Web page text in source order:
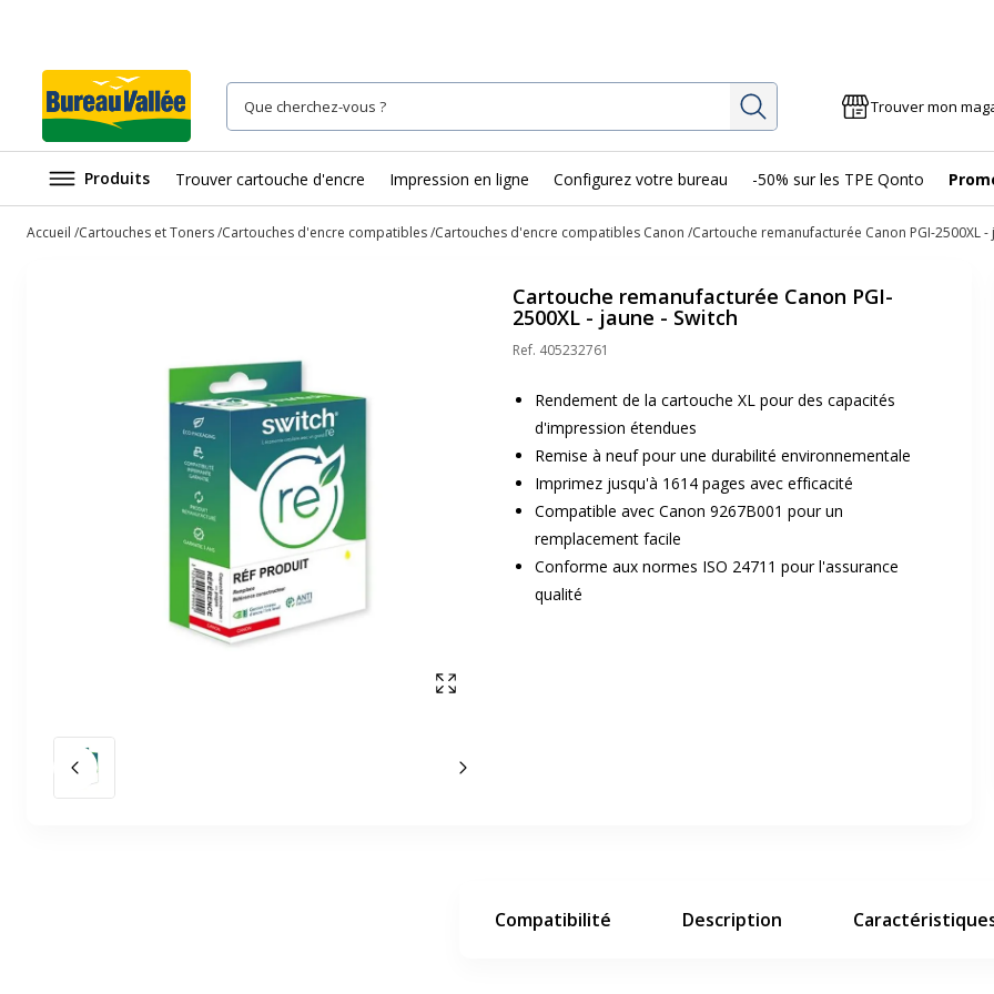
Rechercher Trouver mon
Produits Trouver cartouche d'encre Impression en ligne Configurez votre bureau -50% sur les TPE Qonto
Accueil Cartouches et Toners Cartouches d'encre compatibles Cartouches d'encre compatibles Canon Cartouche remanufacturée Canon PGI-2500XL -
Afficher en plein écran
Slide précédent Slide suivant
Cartouche remanufacturée Canon PGI-
2500XL - jaune - Switch
Ref. 405232761
Rendement de la cartouche XL pour des capacités
d'impression étendues
Remise à neuf pour une durabilité environnementale
Imprimez jusqu'à 1614 pages avec efficacité
Compatible avec Canon 9267B001 pour un
remplacement facile
Conforme aux normes ISO 24711 pour l'assurance
qualité
Compatibilité Description